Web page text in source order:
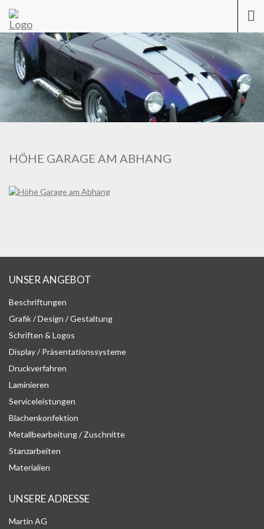
HÖHE GARAGE AM ABHANG
UNSER ANGEBOT
Beschriftungen
Grafik / Design / Gestaltung
Schriften & Logos
Display / Präsentationssysteme
Druckverfahren
Laminieren
Serviceleistungen
Blachenkonfektion
Metallbearbeitung / Zuschnitte
Stanzarbeiten
Materialien
UNSERE ADRESSE
Martin AG